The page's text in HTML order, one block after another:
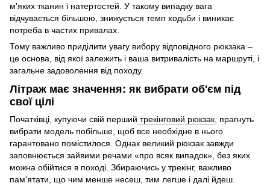
м'яких тканин і натертостей. У такому випадку вага
відчувається більшою, знижується темп ходьби і виникає
потреба в частих привалах.
Тому важливо приділити увагу вибору відповідного рюкзака –
це основа, від якої залежить і ваша витривалість на маршруті, і
загальне задоволення від походу.
Літраж має значення: як вибрати об'єм під
свої цілі
Початківці, купуючи свій перший трекінговий рюкзак, прагнуть
вибрати модель побільше, щоб все необхідне в нього
гарантовано помістилося. Однак великий рюкзак завжди
заповнюється зайвими речами «про всяк випадок», без яких
можна обійтися в поході. Збираючись у трекінг, важливо
пам'ятати, що чим менше несеш, тим легше і далі йдеш.